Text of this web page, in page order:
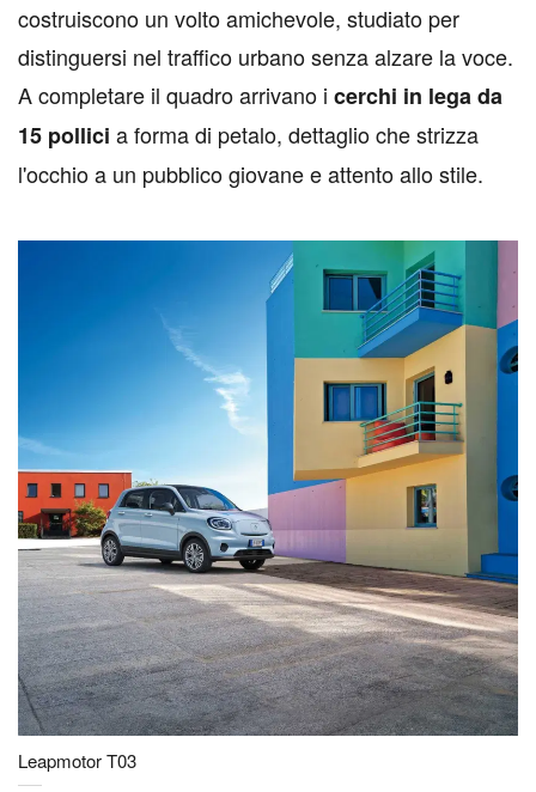
costruiscono un volto amichevole, studiato per
distinguersi nel traffico urbano senza alzare la voce.
A completare il quadro arrivano i cerchi in lega da
15 pollici a forma di petalo, dettaglio che strizza
l'occhio a un pubblico giovane e attento allo stile.
Leapmotor T03